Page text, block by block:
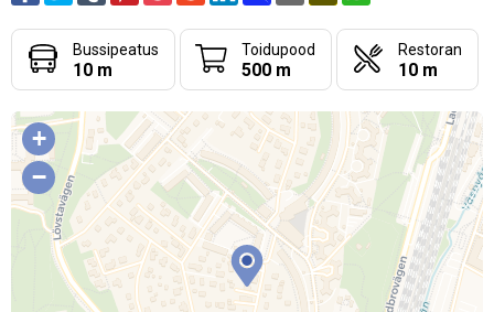
Bussipeatus
10 m
Toidupood
500 m
Restoran
10 m
+
−